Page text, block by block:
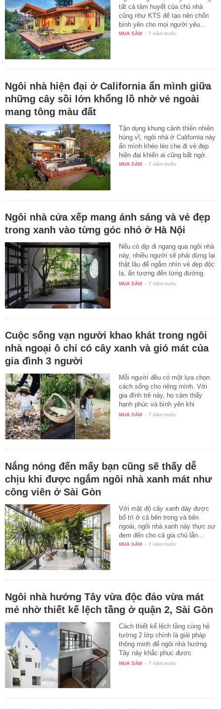
tất cả tâm huyết của chủ nhà
cũng như KTS để tạo nên chốn
bình yên cho mọi người yêu…
MUA SẮM - 7 năm trước
Ngôi nhà hiện đại ở California ẩn mình giữa
những cây sồi lớn khổng lồ nhờ vẻ ngoài
mang tông màu đất
Tận dụng khung cảnh thiên nhiên
hùng vĩ, ngôi nhà ở California này
ẩn mình khéo léo che đi vẻ đẹp
hiện đại khiến ai cũng bất ngờ.
MUA SẮM - 7 năm trước
Ngôi nhà cửa xếp mang ánh sáng và vẻ đẹp
trong xanh vào từng góc nhỏ ở Hà Nội
Nếu có dịp đi ngang qua ngôi nhà
này, nhiều người sẽ phải dừng lại
thật lâu để ngắm nhìn vẻ đẹp độc
lạ, ấn tượng đến từng đường
nét…
MUA SẮM - 7 năm trước
Cuộc sống vạn người khao khát trong ngôi
nhà ngoại ô chỉ có cây xanh và gió mát của
gia đình 3 người
Mỗi người đều có một lựa chọn
cách sống cho riêng mình. Với
gia đình trẻ này, họ cảm thấy
hạnh phúc và bình yên khi
được…
MUA SẮM - 7 năm trước
Nắng nóng đến mấy bạn cũng sẽ thấy dễ
chịu khi được ngắm ngôi nhà xanh mát như
công viên ở Sài Gòn
Với mật độ cây xanh dày được
bố trí ở cả bên trong và bên
ngoài, ngôi nhà xanh này thực sự
đem đến cho cả gia chủ lẫn…
MUA SẮM - 7 năm trước
Ngôi nhà hướng Tây vừa độc đáo vừa mát
mẻ nhờ thiết kế lệch tầng ở quận 2, Sài Gòn
Cách thiết kế lệch tầng cùng hệ
tường 2 lớp chính là giải pháp
thông minh để ngôi nhà hướng
Tây này khắc phục được
nhược…
MUA SẮM - 7 năm trước